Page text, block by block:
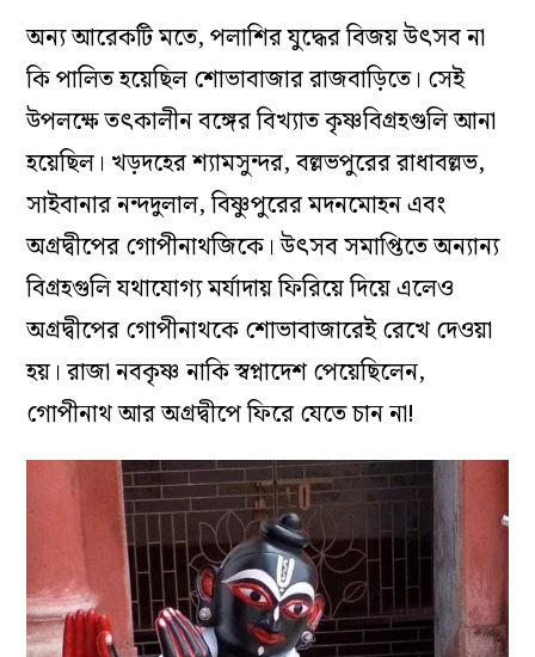
অন্য আরেকটি মতে, পলাশির যুদ্ধের বিজয় উৎসব না
কি পালিত হয়েছিল শোভাবাজার রাজবাড়িতে। সেই
উপলক্ষে তৎকালীন বঙ্গের বিখ্যাত কৃষ্ণবিগ্রহগুলি আনা
হয়েছিল। খড়দহের শ্যামসুন্দর, বল্লভপুরের রাধাবল্লভ,
সাইবানার নন্দদুলাল, বিষ্ণুপুরের মদনমোহন এবং
অগ্রদ্বীপের গোপীনাথজিকে। উৎসব সমাপ্তিতে অন্যান্য
বিগ্রহগুলি যথাযোগ্য মর্যাদায় ফিরিয়ে দিয়ে এলেও
অগ্রদ্বীপের গোপীনাথকে শোভাবাজারেই রেখে দেওয়া
হয়। রাজা নবকৃষ্ণ নাকি স্বপ্নাদেশ পেয়েছিলেন,
গোপীনাথ আর অগ্রদ্বীপে ফিরে যেতে চান না!